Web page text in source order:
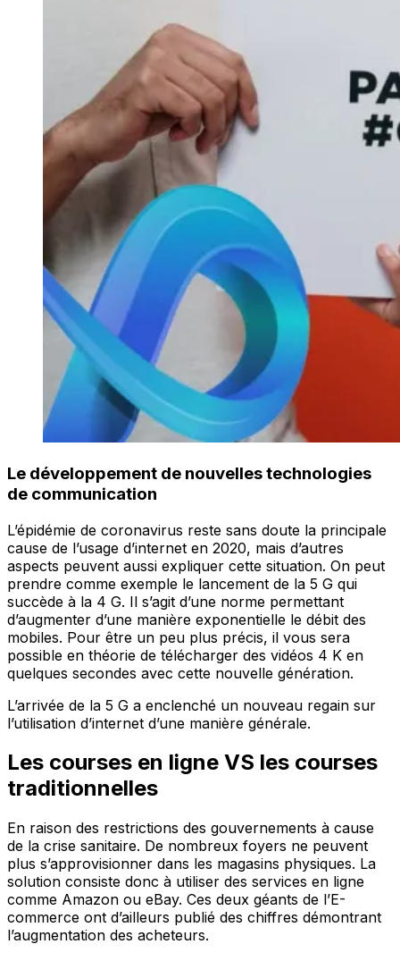
Le développement de nouvelles technologies
de communication
L’épidémie de coronavirus reste sans doute la principale
cause de l’usage d’internet en 2020, mais d’autres
aspects peuvent aussi expliquer cette situation. On peut
prendre comme exemple le lancement de la 5 G qui
succède à la 4 G. Il s’agit d’une norme permettant
d’augmenter d’une manière exponentielle le débit des
mobiles. Pour être un peu plus précis, il vous sera
possible en théorie de télécharger des vidéos 4 K en
quelques secondes avec cette nouvelle génération.
L’arrivée de la 5 G a enclenché un nouveau regain sur
l’utilisation d’internet d’une manière générale.
Les courses en ligne VS les courses
traditionnelles
En raison des restrictions des gouvernements à cause
de la crise sanitaire. De nombreux foyers ne peuvent
plus s’approvisionner dans les magasins physiques. La
solution consiste donc à utiliser des services en ligne
comme Amazon ou eBay. Ces deux géants de l’E-
commerce ont d’ailleurs publié des chiffres démontrant
l’augmentation des acheteurs.